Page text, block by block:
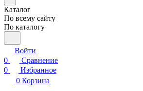
Каталог
По всему сайту
По каталогу
Войти
0
Сравнение
0
Избранное
0 Корзина